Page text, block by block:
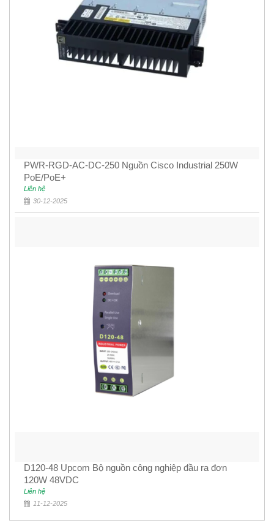
PWR-RGD-AC-DC-250 Nguồn Cisco Industrial 250W
PoE/PoE+
Liên hệ
30-12-2025
D120-48 Upcom Bộ nguồn công nghiệp đầu ra đơn
120W 48VDC
Liên hệ
11-12-2025